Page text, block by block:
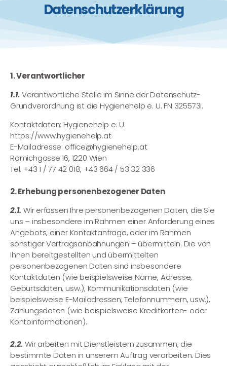
Datenschutzerklärung
1. Verantwortlicher
1.1. Verantwortliche Stelle im Sinne der Datenschutz-
Grundverordnung ist die Hygienehelp e. U. FN 325573i.
Kontaktdaten: Hygienehelp e. U.
https://www.hygienehelp.at
E-Mailadresse: office@hygienehelp.at
Romichgasse 16, 1220 Wien
Tel. +43 1 / 77 42 018, +43 664 / 53 32 336
2. Erhebung personenbezogener Daten
2.1. Wir erfassen Ihre personenbezogenen Daten, die Sie
uns – insbesondere im Rahmen einer Anforderung eines
Angebots, einer Kontaktanfrage, oder im Rahmen
sonstiger Vertragsanbahnungen – übermitteln. Die von
Ihnen bereitgestellten und übermittelten
personenbezogenen Daten sind insbesondere
Kontaktdaten (wie beispielsweise Name, Adresse,
Geburtsdaten, usw.), Kommunikationsdaten (wie
beispielsweise E-Mailadressen, Telefonnummern, usw.),
Zahlungsdaten (wie beispielsweise Kreditkarten- oder
Kontoinformationen).
2.2. Wir arbeiten mit Dienstleistern zusammen, die
bestimmte Daten in unserem Auftrag verarbeiten. Dies